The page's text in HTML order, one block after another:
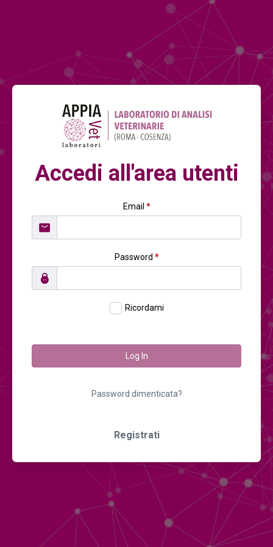
Accedi all'area utenti
Email *
Password *
Ricordami
Log In
Password dimenticata?
Registrati